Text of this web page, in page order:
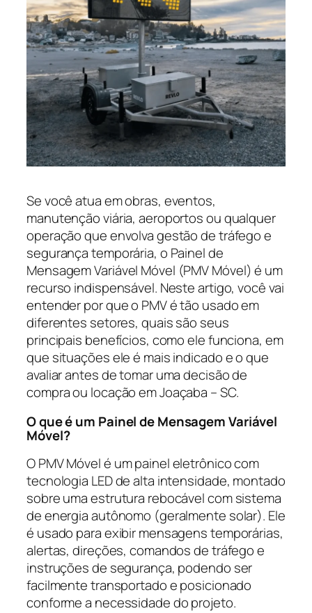
Se você atua em obras, eventos,
manutenção viária, aeroportos ou qualquer
operação que envolva gestão de tráfego e
segurança temporária, o Painel de
Mensagem Variável Móvel (PMV Móvel) é um
recurso indispensável. Neste artigo, você vai
entender por que o PMV é tão usado em
diferentes setores, quais são seus
principais benefícios, como ele funciona, em
que situações ele é mais indicado e o que
avaliar antes de tomar uma decisão de
compra ou locação em Joaçaba – SC.
O que é um Painel de Mensagem Variável
Móvel?
O PMV Móvel é um painel eletrônico com
tecnologia LED de alta intensidade, montado
sobre uma estrutura rebocável com sistema
de energia autônomo (geralmente solar). Ele
é usado para exibir mensagens temporárias,
alertas, direções, comandos de tráfego e
instruções de segurança, podendo ser
facilmente transportado e posicionado
conforme a necessidade do projeto.